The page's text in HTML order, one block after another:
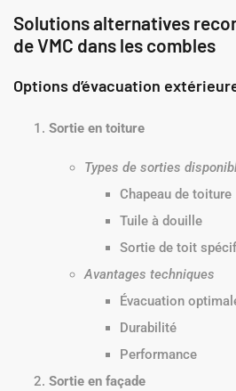
Solutions alternatives
de VMC dans les combles
Options d’évacuation
Sortie en toiture
Types de sorties
Chapeau de toiture
Tuile à douille
Sortie de toit
Avantages techniques
Évacuation
Durabilité
Performance
Sortie en façade